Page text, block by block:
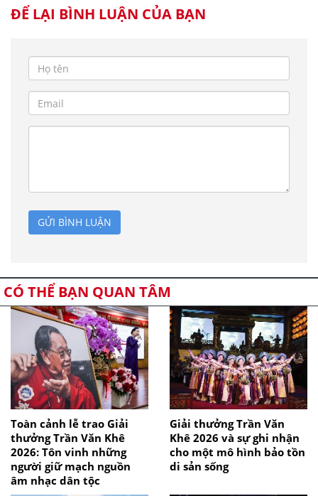
ĐỂ LẠI BÌNH LUẬN CỦA BẠN
GỬI BÌNH LUẬN
CÓ THỂ BẠN QUAN TÂM
Toàn cảnh lễ trao Giải
thưởng Trần Văn Khê
2026: Tôn vinh những
người giữ mạch nguồn
âm nhạc dân tộc
Giải thưởng Trần Văn
Khê 2026 và sự ghi nhận
cho một mô hình bảo tồn
di sản sống